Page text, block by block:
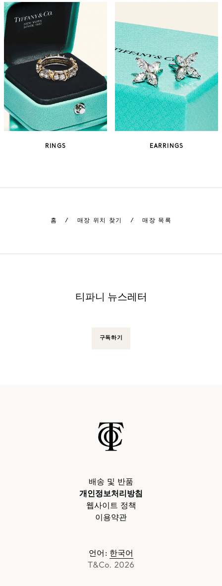
RINGS EARRINGS
홈 / 매장 위치 찾기 / 매장 목록
티파니 뉴스레터
구독하기
배송 및 반품
개인정보처리방침
웹사이트 정책
이용약관
언어 : 한국어
T&Co. 2026